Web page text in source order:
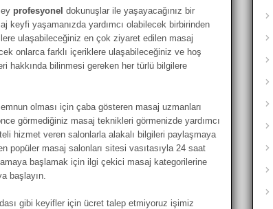
profesyonel dokunuşlar ile yaşayacağınız bir
keyfi yaşamanızda yardımcı olabilecek birbirinden
ulaşabileceğiniz en çok ziyaret edilen masaj
onlarca farklı içeriklere ulaşabileceğiniz ve hoş
hakkında bilinmesi gereken her türlü bilgilere
olması için çaba gösteren masaj uzmanları
görmediğiniz masaj teknikleri görmenizde yardımcı
hizmet veren salonlarla alakalı bilgileri paylaşmaya
popüler masaj salonları sitesi vasıtasıyla 24 saat
başlamak için ilgi çekici masaj kategorilerine
başlayın.
gibi keyifler için ücret talep etmiyoruz işimiz